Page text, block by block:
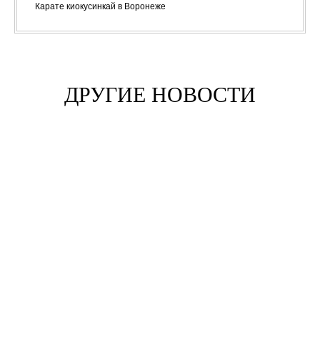
Карате киокусинкай в Воронеже
ДРУГИЕ НОВОСТИ